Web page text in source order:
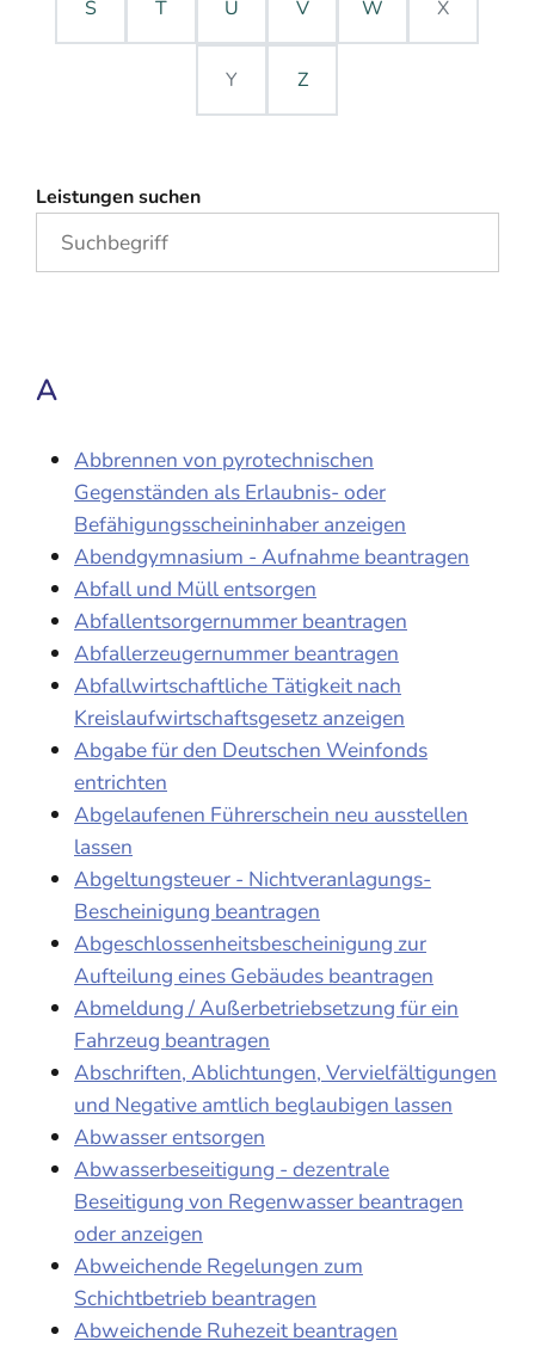
S T U V W X
Y Z
Leistungen suchen
A
Abbrennen von pyrotechnischen
Gegenständen als Erlaubnis- oder
Befähigungsscheininhaber anzeigen
Abendgymnasium - Aufnahme beantragen
Abfall und Müll entsorgen
Abfallentsorgernummer beantragen
Abfallerzeugernummer beantragen
Abfallwirtschaftliche Tätigkeit nach
Kreislaufwirtschaftsgesetz anzeigen
Abgabe für den Deutschen Weinfonds
entrichten
Abgelaufenen Führerschein neu ausstellen
lassen
Abgeltungsteuer - Nichtveranlagungs-
Bescheinigung beantragen
Abgeschlossenheitsbescheinigung zur
Aufteilung eines Gebäudes beantragen
Abmeldung / Außerbetriebsetzung für ein
Fahrzeug beantragen
Abschriften, Ablichtungen, Vervielfältigungen
und Negative amtlich beglaubigen lassen
Abwasser entsorgen
Abwasserbeseitigung - dezentrale
Beseitigung von Regenwasser beantragen
oder anzeigen
Abweichende Regelungen zum
Schichtbetrieb beantragen
Abweichende Ruhezeit beantragen